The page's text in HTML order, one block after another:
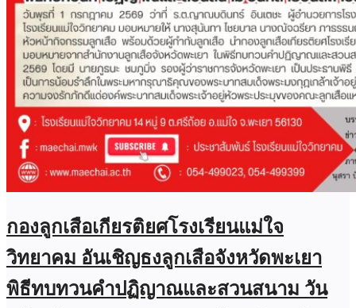
กองลูกเสือเกียรติยศโรงเรียนแม่ใจ
วิทยาคม อันเชิญธงลูกเสือจังหวัดพะเยา
พิธีทบทวนคำปฏิญาณและสวนสนาม วัน